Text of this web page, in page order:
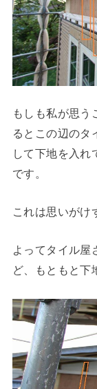
もしも私が思う
るとこの辺のタ
して下地を入れ
です。
これは思いがけ
よってタイル屋
ど、もともと下